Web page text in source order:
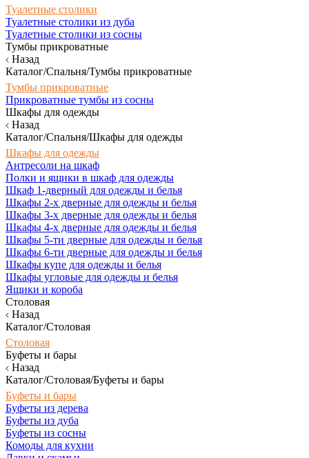
Туалетные столики
Туалетные столики из дуба
Туалетные столики из сосны
Тумбы прикроватные
Назад
Каталог/Спальня/Тумбы прикроватные
Тумбы прикроватные
Прикроватные тумбы из сосны
Шкафы для одежды
Назад
Каталог/Спальня/Шкафы для одежды
Шкафы для одежды
Антресоли на шкаф
Полки и ящики в шкаф для одежды
Шкаф 1-дверный для одежды и белья
Шкафы 2-х дверные для одежды и белья
Шкафы 3-х дверные для одежды и белья
Шкафы 4-х дверные для одежды и белья
Шкафы 5-ти дверные для одежды и белья
Шкафы 6-ти дверные для одежды и белья
Шкафы купе для одежды и белья
Шкафы угловые для одежды и белья
Ящики и короба
Столовая
Назад
Каталог/Столовая
Столовая
Буфеты и бары
Назад
Каталог/Столовая/Буфеты и бары
Буфеты и бары
Буфеты из дерева
Буфеты из дуба
Буфеты из сосны
Комоды для кухни